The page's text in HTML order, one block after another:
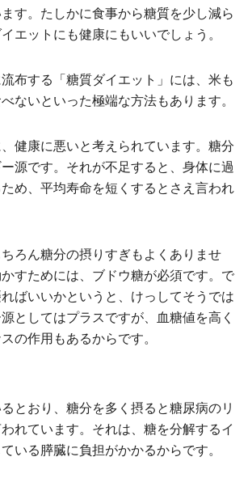
す。たしかに食事から糖質を少し減ら
エットにも健康にもいいでしょう。
布する「糖質ダイエット」には、米も
ないといった極端な方法もあります。
健康に悪いと考えられています。糖分
源です。それが不足すると、身体に過
め、平均寿命を短くするとさえ言われ
ろん糖分の摂りすぎもよくありませ
すためには、ブドウ糖が必須です。で
ばいいかというと、けっしてそうでは
としてはプラスですが、血糖値を高く
の作用もあるからです。
とおり、糖分を多く摂ると糖尿病のリ
れています。それは、糖を分解するイ
いる膵臓に負担がかかるからです。